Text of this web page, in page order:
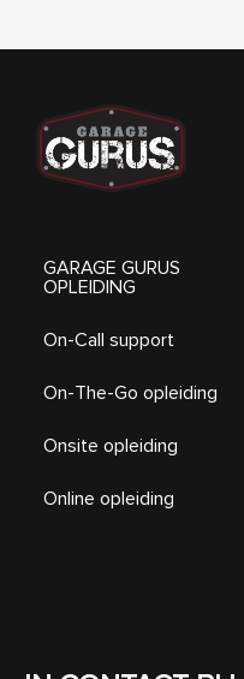
GARAGE GURUS
OPLEIDING
On-Call support
On-The-Go opleiding
Onsite opleiding
Online opleiding